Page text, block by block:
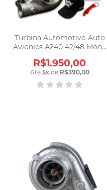
Turbina Automotivo Auto
Avionics A240 42/48 Mono
R$1.950,00
Até 5xde R$390,00